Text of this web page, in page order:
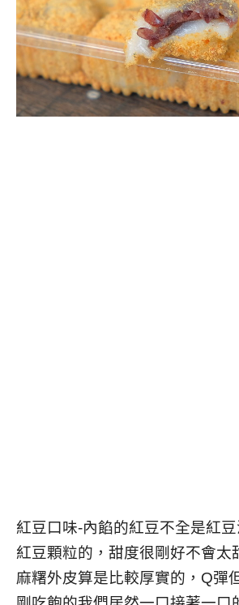
紅豆口味-內餡的紅豆不全是紅
紅豆顆粒的，甜度很剛好不會太
麻糬外皮算是比較厚實的，Q彈